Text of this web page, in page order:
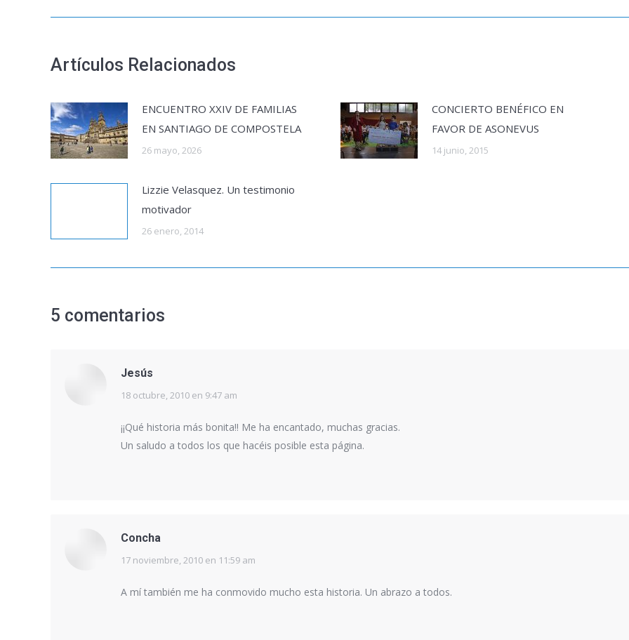
publicaciones
Artículos Relacionados
ENCUENTRO XXIV DE FAMILIAS
EN SANTIAGO DE COMPOSTELA
26 mayo, 2026
CONCIERTO BENÉFICO EN
FAVOR DE ASONEVUS
14 junio, 2015
Lizzie Velasquez. Un testimonio
motivador
26 enero, 2014
5 comentarios
Jesús
dice:
18 octubre, 2010 en 9:47 am
¡¡Qué historia más bonita!! Me ha encantado, muchas gracias.
Un saludo a todos los que hacéis posible esta página.
Concha
dice:
17 noviembre, 2010 en 11:59 am
A mí también me ha conmovido mucho esta historia. Un abrazo a todos.